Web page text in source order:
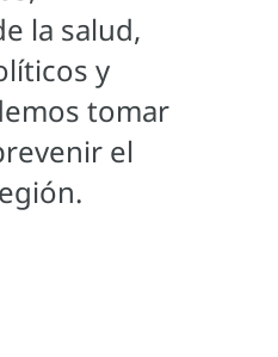
la salud,
y
tomar
el